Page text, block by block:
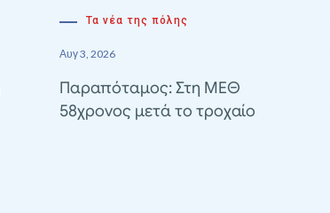
Τα νέα της πόλης
Αυγ 3, 2026
Παραπόταμος: Στη ΜΕΘ
58χρονος μετά το τροχαίο